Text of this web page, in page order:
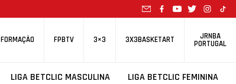
FORMAÇÃO FPBTV 3×3 3X3BASKETART JRNBA
PORTUGAL
LIGA BETCLIC MASCULINA LIGA BETCLIC FEMININA